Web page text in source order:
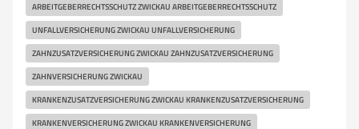
ARBEITGEBERRECHTSSCHUTZ ZWICKAU ARBEITGEBERRECHTSSCHUTZ
UNFALLVERSICHERUNG ZWICKAU UNFALLVERSICHERUNG
ZAHNZUSATZVERSICHERUNG ZWICKAU ZAHNZUSATZVERSICHERUNG
ZAHNVERSICHERUNG ZWICKAU
KRANKENZUSATZVERSICHERUNG ZWICKAU KRANKENZUSATZVERSICHERUNG
KRANKENVERSICHERUNG ZWICKAU KRANKENVERSICHERUNG